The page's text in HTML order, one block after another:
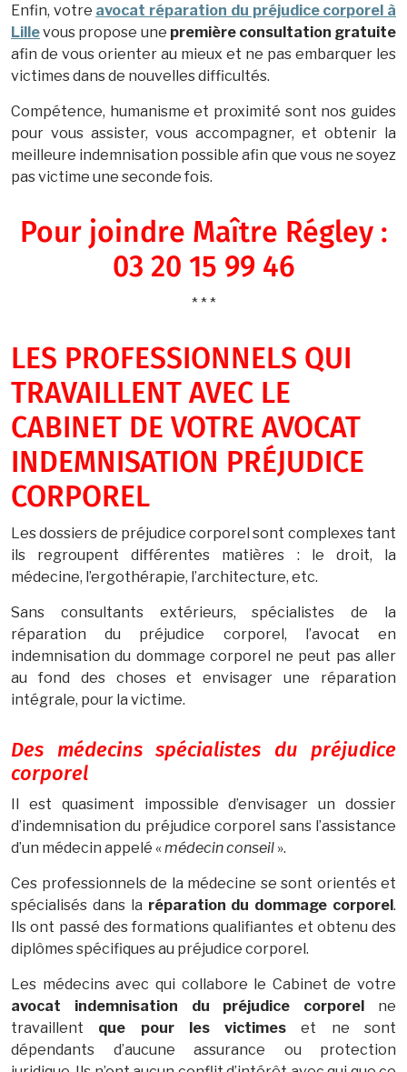
Enfin, votre avocat réparation du préjudice corporel à
Lillevous propose une première consultation gratuite
afin de vous orienter au mieux et ne pas embarquer les
victimes dans de nouvelles difficultés.
Compétence, humanisme et proximité sont nos guides
pour vous assister, vous accompagner, et obtenir la
meilleure indemnisation possible afin que vous ne soyez
pas victime une seconde fois.
Pour joindre Maître Régley :
03 20 15 99 46
* * *
LES PROFESSIONNELS QUI
TRAVAILLENT AVEC LE
CABINET DE VOTRE AVOCAT
INDEMNISATION PRÉJUDICE
CORPOREL
Les dossiers de préjudice corporel sont complexes tant
ils regroupent différentes matières : le droit, la
médecine, l’ergothérapie, l’architecture, etc.
Sans consultants extérieurs, spécialistes de la
réparation du préjudice corporel, l’avocat en
indemnisation du dommage corporel ne peut pas aller
au fond des choses et envisager une réparation
intégrale, pour la victime.
Des médecins spécialistes du préjudice
corporel
Il est quasiment impossible d’envisager un dossier
d’indemnisation du préjudice corporel sans l’assistance
d’un médecin appelé «médecin conseil ».
Ces professionnels de la médecine se sont orientés et
spécialisés dans la réparation du dommage corporel.
Ils ont passé des formations qualifiantes et obtenu des
diplômes spécifiques au préjudice corporel.
Les médecins avec qui collabore le Cabinet de votre
avocat indemnisation du préjudice corporel ne
travaillent que pour les victimes et ne sont
dépendants d’aucune assurance ou protection